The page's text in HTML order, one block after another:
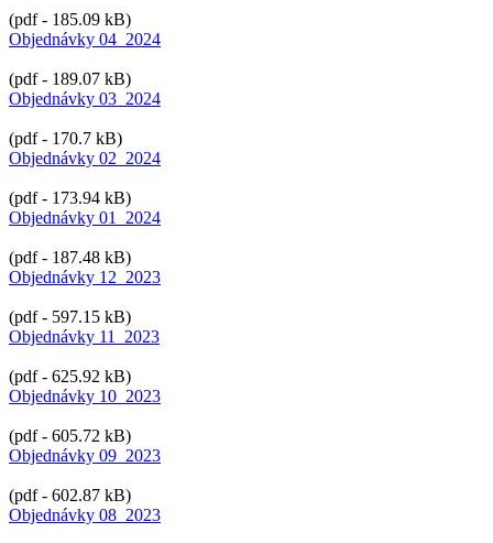
(pdf - 185.09 kB)
Objednávky 04_2024
(pdf - 189.07 kB)
Objednávky 03_2024
(pdf - 170.7 kB)
Objednávky 02_2024
(pdf - 173.94 kB)
Objednávky 01_2024
(pdf - 187.48 kB)
Objednávky 12_2023
(pdf - 597.15 kB)
Objednávky 11_2023
(pdf - 625.92 kB)
Objednávky 10_2023
(pdf - 605.72 kB)
Objednávky 09_2023
(pdf - 602.87 kB)
Objednávky 08_2023